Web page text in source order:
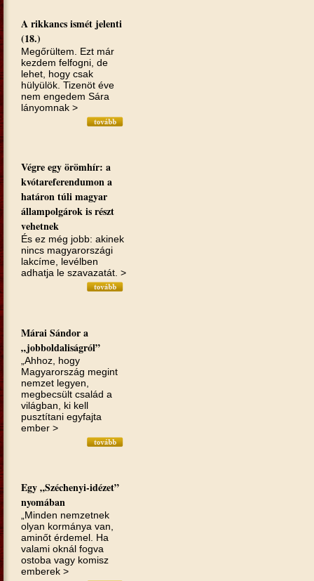
A rikkancs ismét jelenti
(18.)
Megőrültem. Ezt már
kezdem felfogni, de
lehet, hogy csak
hülyülök. Tizenöt éve
nem engedem Sára
lányomnak >
Végre egy örömhír: a
kvótareferendumon a
határon túli magyar
állampolgárok is részt
vehetnek
És ez még jobb: akinek
nincs magyarországi
lakcíme, levélben
adhatja le szavazatát. >
Márai Sándor a
„jobboldaliságról”
„Ahhoz, hogy
Magyarország megint
nemzet legyen,
megbecsült család a
világban, ki kell
pusztítani egyfajta
ember >
Egy „Széchenyi-idézet”
nyomában
„Minden nemzetnek
olyan kormánya van,
aminőt érdemel. Ha
valami oknál fogva
ostoba vagy komisz
emberek >